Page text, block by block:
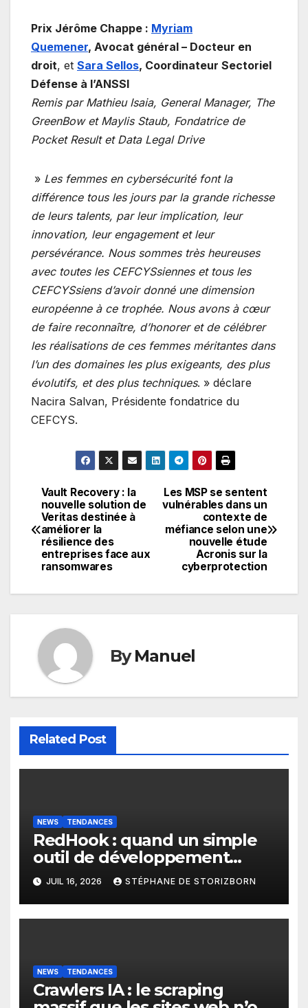
Prix Jérôme Chappe : Myriam
Quemener, Avocat général – Docteur en
droit, et Sara Sellos, Coordinateur Sectoriel
Défense à l’ANSSI
Remis par Mathieu Isaia, General Manager, The
GreenBow et Maylis Staub, Fondatrice de
Pocket Result et Data Legal Drive
» Les femmes en cybersécurité font la
différence tous les jours par la grande richesse
de leurs talents, par leur implication, leur
innovation, leur engagement et leur
persévérance. Nous sommes très heureuses
avec toutes les CEFCYSsiennes et tous les
CEFCYSsiens d’avoir donné une dimension
européenne à ce trophée. Nous avons à cœur
de faire reconnaître, d’honorer et de célébrer
les réalisations de ces femmes méritantes dans
l’un des domaines les plus exigeants, des plus
évolutifs, et des plus techniques. » déclare
Nacira Salvan, Présidente fondatrice du
CEFCYS.
Navigation
de
l’article
Les MSP se sentent
vulnérables dans un
contexte de
méfiance selon une
nouvelle étude
Acronis sur la
cyberprotection
Vault Recovery : la
nouvelle solution de
Veritas destinée à
améliorer la
résilience des
entreprises face aux
ransomwares
ByManuel
Related Post
NEWS TENDANCES
RedHook : quand un simple
outil de développement
Android devient une porte
d’entrée pour les
cybercriminels
JUIL 16, 2026 STÉPHANE DE STORIZBORN
NEWS TENDANCES
Crawlers IA : le scraping